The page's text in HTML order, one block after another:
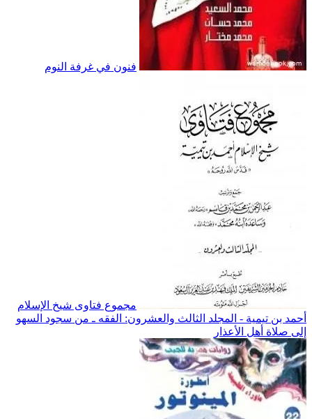
فنون في غرفة النوم
مجموع فتاوى شيخ الإسلام
أحمد بن تيمية - المجلد الثالث والعشرون: الفقه ـ من سجود السهو
إلى صلاة أهل الأعذار